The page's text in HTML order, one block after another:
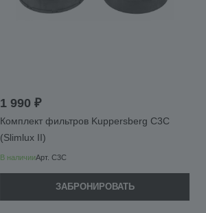
1 990 ₽
Комплект фильтров Kuppersberg С3С
(Slimlux II)
В наличииАрт. C3C
ЗАБРОНИРОВАТЬ